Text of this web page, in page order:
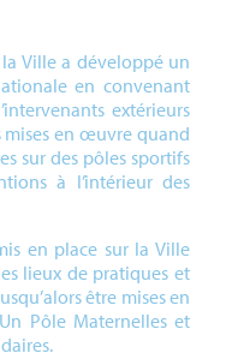
Ville a développé un
en convenant
extérieurs
en œuvre quand
sur des pôles sportifs
à l’intérieur des
en place sur la Ville
lieux de pratiques et
être mises en
Pôle Maternelles et